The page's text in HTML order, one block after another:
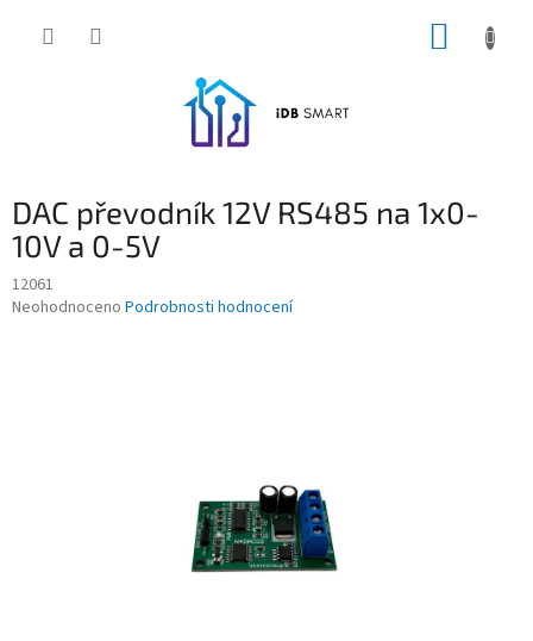
DAC převodník 12V RS485 na 1x0-
10V a 0-5V
12061
Průměrné
Neohodnoceno Podrobnosti hodnocení